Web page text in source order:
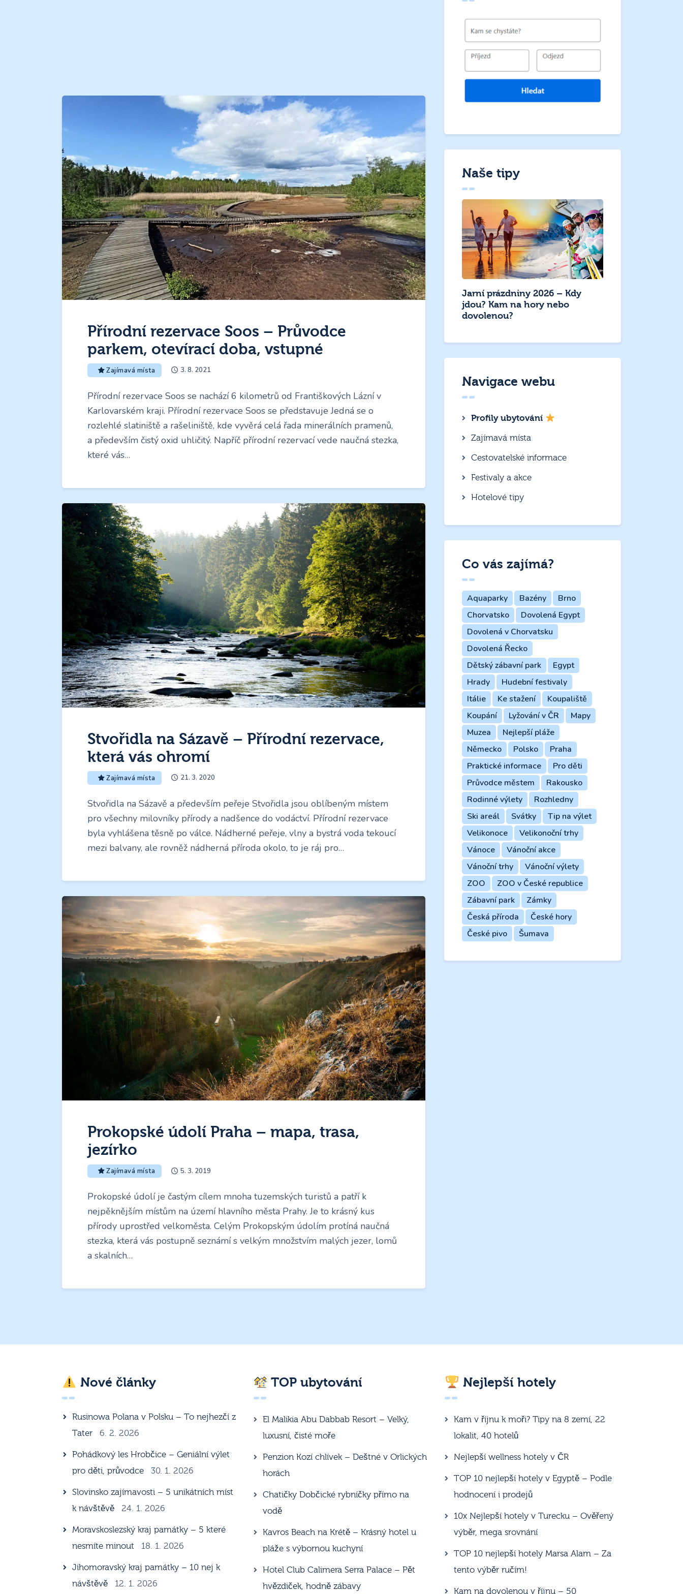
Přírodní rezervace Soos – Průvodce
parkem, otevírací doba, vstupné
Zajímavá místa 3. 8. 2021
Přírodní rezervace Soos se nachází 6 kilometrů od Františkových Lázní v
Karlovarském kraji. Přírodní rezervace Soos se představuje Jedná se o
rozlehlé slatiniště a rašeliniště, kde vyvěrá celá řada minerálních pramenů,
a především čistý oxid uhličitý. Napříč přírodní rezervací vede naučná stezka,
které vás…
Stvořidla na Sázavě – Přírodní rezervace,
která vás ohromí
Zajímavá místa 21. 3. 2020
Stvořidla na Sázavě a především peřeje Stvořidla jsou oblíbeným místem
pro všechny milovníky přírody a nadšence do vodáctví. Přírodní rezervace
byla vyhlášena těsně po válce. Nádherné peřeje, vlny a bystrá voda tekoucí
mezi balvany, ale rovněž nádherná příroda okolo, to je ráj pro…
Prokopské údolí Praha – mapa, trasa,
jezírko
Zajímavá místa 5. 3. 2019
Prokopské údolí je častým cílem mnoha tuzemských turistů a patří k
nejpěknějším místům na území hlavního města Prahy. Je to krásný kus
přírody uprostřed velkoměsta. Celým Prokopským údolím protíná naučná
stezka, která vás postupně seznámí s velkým množstvím malých jezer, lomů
a skalních…
Naše tipy
Jarní prázdniny 2026 – Kdy
jdou? Kam na hory nebo
dovolenou?
Navigace webu
Profily ubytování
Zajímavá místa
Cestovatelské informace
Festivaly a akce
Hotelové tipy
Co vás zajímá?
Aquaparky Bazény
Brno
Chorvatsko
Dovolená Egypt
Dovolená v Chorvatsku
Dovolená Řecko
Dětský zábavní park
Egypt
Hrady
Hudební festivaly
Itálie
Ke stažení
Koupaliště
Koupání
Lyžování v ČR
Mapy
Muzea
Nejlepší pláže
Německo
Polsko
Praha
Praktické informace
Pro děti
Průvodce městem
Rakousko
Rodinné výlety
Rozhledny
Ski areál
Svátky
Tip na výlet
Velikonoce
Velikonoční trhy
Vánoce
Vánoční akce
Vánoční trhy
Vánoční výlety
ZOO
ZOO v České republice
Zábavní park
Zámky
Česká příroda
České hory
České pivo
Šumava
Nové články
Rusinowa Polana v Polsku – To nejhezčí z
Tater
6. 2. 2026
Pohádkový les Hrobčice – Geniální výlet
pro děti, průvodce
30. 1. 2026
Slovinsko zajímavosti – 5 unikátních míst
k návštěvě
24. 1. 2026
Moravskoslezský kraj památky – 5 které
nesmíte minout
18. 1. 2026
Jihomoravský kraj památky – 10 nej k
návštěvě
12. 1. 2026
TOP ubytování
El Malikia Abu Dabbab Resort – Velký,
luxusní, čisté moře
Penzion Kozí chlívek – Deštné v Orlických
horách
Chatičky Dobčické rybníčky přímo na
vodě
Kavros Beach na Krétě – Krásný hotel u
pláže s výbornou kuchyní
Hotel Club Calimera Serra Palace – Pět
hvězdiček, hodně zábavy
Nejlepší hotely
Kam v říjnu k moři? Tipy na 8 zemí, 22
lokalit, 40 hotelů
Nejlepší wellness hotely v ČR
TOP 10 nejlepší hotely v Egyptě – Podle
hodnocení i prodejů
10x Nejlepší hotely v Turecku – Ověřený
výběr, mega srovnání
TOP 10 nejlepší hotely Marsa Alam – Za
tento výběr ručím!
Kam na dovolenou v říjnu – 50